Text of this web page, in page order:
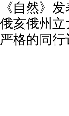
《自然》
俄亥俄州
严格的同